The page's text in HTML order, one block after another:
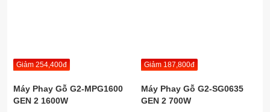
Giảm 254,400đ
Máy Phay Gỗ G2-MPG1600
GEN 2 1600W
Giảm 187,800đ
Máy Phay Gỗ G2-SG0635
GEN 2 700W